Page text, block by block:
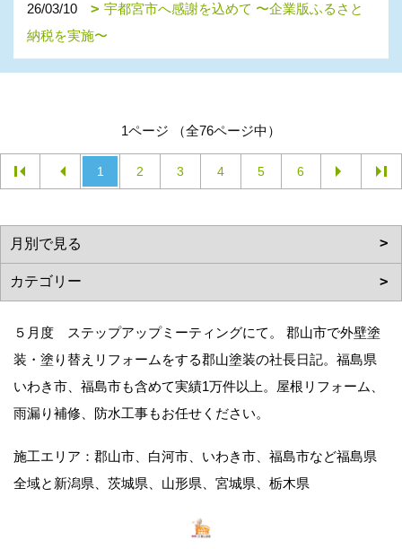
26/03/10
宇都宮市へ感謝を込めて 〜企業版ふるさと
納税を実施〜
1ページ （全76ページ中）
1 2 3 4 5 6
５月度 ステップアップミーティングにて。 郡山市で外壁塗
装・塗り替えリフォームをする郡山塗装の社長日記。福島県
いわき市、福島市も含めて実績1万件以上。屋根リフォーム、
雨漏り補修、防水工事もお任せください。
施工エリア：郡山市、白河市、いわき市、福島市など福島県
全域と新潟県、茨城県、山形県、宮城県、栃木県